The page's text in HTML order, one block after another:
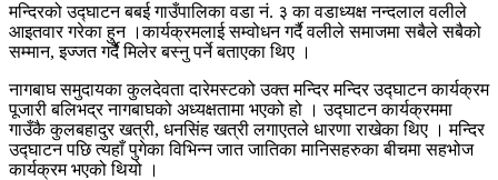
मन्दिरको उद्घाटन बबई गाउँपालिका वडा नं. ३ का वडाध्यक्ष नन्दलाल वलीले
आइतवार गरेका हुन ।कार्यक्रमलाई सम्वोधन गर्दै वलीले समाजमा सबैले सबैको
सम्मान, इज्जत गर्दैै मिलेर बस्नु पर्ने बताएका थिए ।
नागबाघ समुदायका कुलदेवता दारेमस्टको उक्त मन्दिर मन्दिर उद्घाटन कार्यक्रम
पूजारी बलिभद्र नागबाघको अध्यक्षतामा भएको हो । उद्घाटन कार्यक्रममा
गाउँकै कुलबहादुर खत्री, धनसिंह खत्री लगाएतले धारणा राखेका थिए । मन्दिर
उद्घाटन पछि त्यहाँ पुगेका विभिन्न जात जातिका मानिसहरुका बीचमा सहभोज
कार्यक्रम भएको थियो ।